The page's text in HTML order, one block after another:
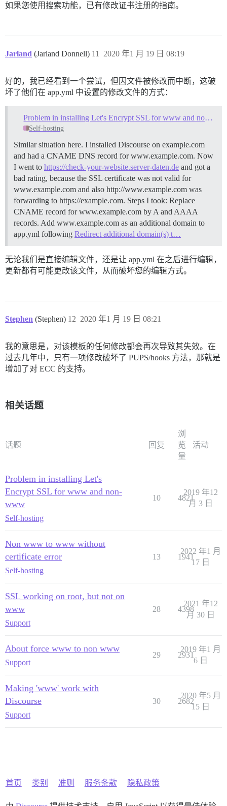
如果您使用搜索功能，已有修改证书注册的指南。
Jarland (Jarland Donnell) 2020 年1 月 19 日 08:19
11
好的，我已经看到一个尝试，但因文件被修改而中断，这破
坏了他们在 app.yml 中设置的修改文件的方式：
Problem in installing Let's Encrypt SSL for www and non-www
Self-hosting
Similar situation here. I installed Discourse on example.com
and had a CNAME DNS record for www.example.com. Now
I went to https://check-your-website.server-daten.de and got a
bad rating, because the SSL certificate was not valid for
www.example.com and also http://www.example.com was
forwarding to https://example.com. Steps I took: Replace
CNAME record for www.example.com by A and AAAA
records. Add www.example.com as an additional domain to
app.yml following Redirect additional domain(s) t…
无论我们是直接编辑文件，还是让 app.yml 在之后进行编辑，
更新都有可能更改该文件，从而破坏您的编辑方式。
Stephen (Stephen) 2020 年1 月 19 日 08:21
12
我的意思是，对该模板的任何修改都会再次导致其失效。在
过去几年中，只有一项修改破坏了 PUPS/hooks 方法，那就是
增加了对 ECC 的支持。
相关话题
话题 回复
浏
览
量
活动
Problem in installing Let's
Encrypt SSL for www and non-
www
Self-hosting
10 4821
2019 年12
月 3 日
Non www to www without
certificate error
Self-hosting
13 1941
2022 年1 月
17 日
SSL working on root, but not on
www
Support
28 4398
2021 年12
月 30 日
About force www to non www
Support
29 2931
2019 年1 月
6 日
Making 'www' work with
Discourse
Support
30 2682
2020 年5 月
15 日
首页 类别 准则 服务条款 隐私政策